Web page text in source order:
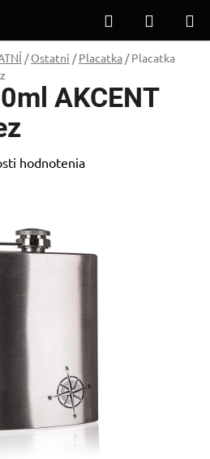
Hľadať
KOŠÍK
/ Ostatní / Placatka / Placatka
AKCENT
hodnotenia